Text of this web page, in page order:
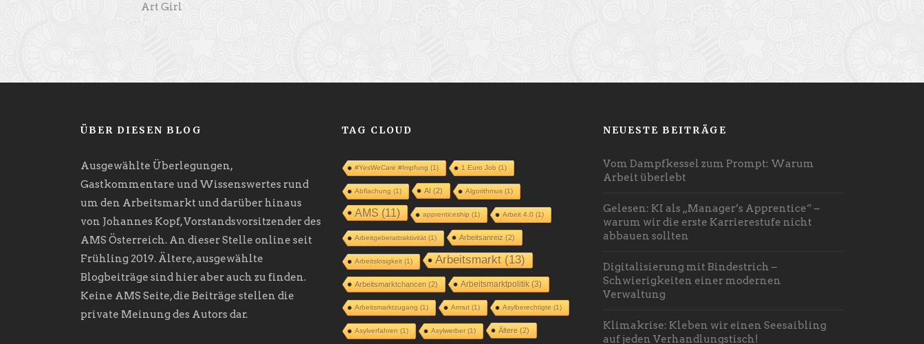
Art Girl
ÜBER DIESEN BLOG
Ausgewählte Überlegungen,
Gastkommentare und Wissenswertes rund
um den Arbeitsmarkt und darüber hinaus
von Johannes Kopf, Vorstandsvorsitzender des
AMS Österreich. An dieser Stelle online seit
Frühling 2019. Ältere, ausgewählte
Blogbeiträge sind hier aber auch zu finden.
Keine AMS Seite, die Beiträge stellen die
private Meinung des Autors dar.
TAG CLOUD
#YesWeCare #Impfung(1) 1 Euro Job(1)
Abflachung(1) AI(2) Algorithmus(1)
AMS(11) apprenticeship(1) Arbeit 4.0(1)
Arbeitgeberattraktivität(1) Arbeitsanreiz(2)
Arbeitslosigkeit(1) Arbeitsmarkt(13)
Arbeitsmarktchancen(2) Arbeitsmarktpolitik(3)
Arbeitsmarktzugang(1) Armut(1) Asylberechtigte(1)
Asylverfahren(1) Asylwerber(1) Ältere(2)
NEUESTE BEITRÄGE
Vom Dampfkessel zum Prompt: Warum
Arbeit überlebt
Gelesen: KI als „Manager’s Apprentice“ –
warum wir die erste Karrierestufe nicht
abbauen sollten
Digitalisierung mit Bindestrich –
Schwierigkeiten einer modernen
Verwaltung
Klimakrise: Kleben wir einen Seesaibling
auf jeden Verhandlungstisch!